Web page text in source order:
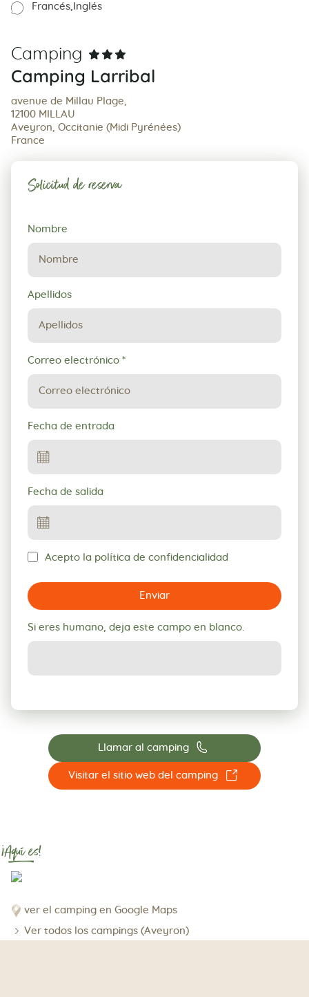
Francés Inglés
Camping
Camping Larribal
avenue de Millau Plage,
12100 MILLAU
Aveyron, Occitanie (Midi Pyrénées)
France
Solicitud de reserva
Solicitud
de
reserva
Nombre
Apellidos
Correo electrónico *
Fecha de entrada
Fecha de salida
Acepto la política de confidencialidad
Enviar
Si eres humano, deja este campo en blanco.
Llamar al camping 📞
Visitar el sitio web del camping ☐
¡Aquí es!
ver el camping en Google Maps
Ver todos los campings (Aveyron)